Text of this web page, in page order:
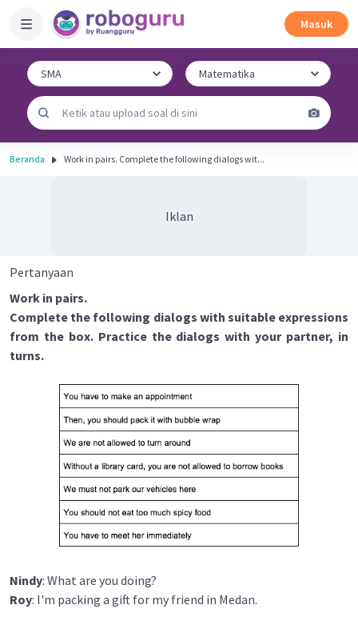
Masuk
Beranda Work in pairs. Complete the following dialogs wit...
Iklan
Pertanyaan
Work in pairs.
Complete the following dialogs with suitable expressions
from the box. Practice the dialogs with your partner, in
turns.
Nindy: What are you doing?
Roy: I'm packing a gift for my friend in Medan.